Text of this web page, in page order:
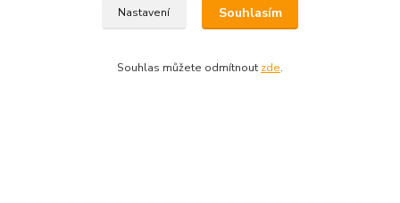
Nastavení Souhlasím
Souhlas můžete odmítnout zde.